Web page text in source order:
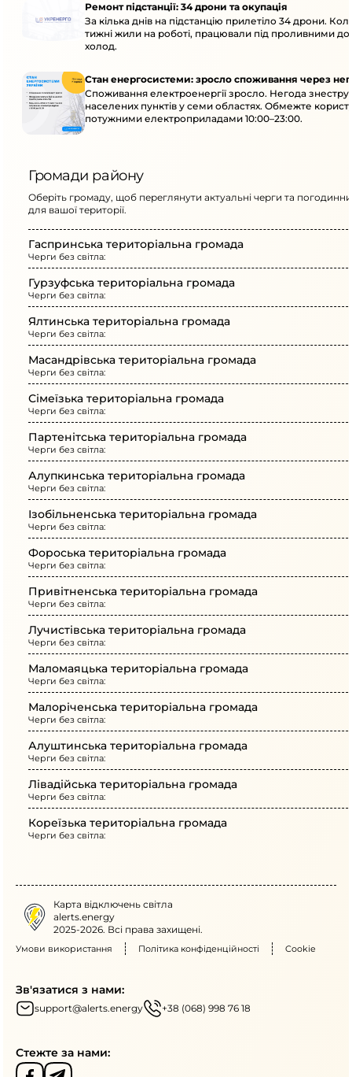
Ремонт підстанції: 34 дрони та окупація
За кілька днів на підстанцію прилетіло 34 дрони.
тижні жили на роботі, працювали під проливними
холод.
Стан енергосистеми: зросло споживання через
Споживання електроенергії зросло. Негода
населених пунктів у семи областях. Обмежте
потужними електроприладами 10:00–23:00.
Громади району
Оберіть громаду, щоб переглянути актуальні черги та
для вашої території.
Гаспринська територіальна громада
Черги без світла:
Гурзуфська територіальна громада
Черги без світла:
Ялтинська територіальна громада
Черги без світла:
Масандрівська територіальна громада
Черги без світла:
Сімеїзька територіальна громада
Черги без світла:
Партенітська територіальна громада
Черги без світла:
Алупкинська територіальна громада
Черги без світла:
Ізобільненська територіальна громада
Черги без світла:
Фороська територіальна громада
Черги без світла:
Привітненська територіальна громада
Черги без світла:
Лучистівська територіальна громада
Черги без світла:
Маломаяцька територіальна громада
Черги без світла:
Малоріченська територіальна громада
Черги без світла:
Алуштинська територіальна громада
Черги без світла:
Лівадійська територіальна громада
Черги без світла:
Кореїзька територіальна громада
Черги без світла:
Карта відключень світла
alerts.energy
2025-2026. Всі права захищені.
Умови використання Політика конфіденційності Cookie
Зв'язатися з нами:
support@alerts.energy +38 (068) 998 76 18
Стежте за нами: